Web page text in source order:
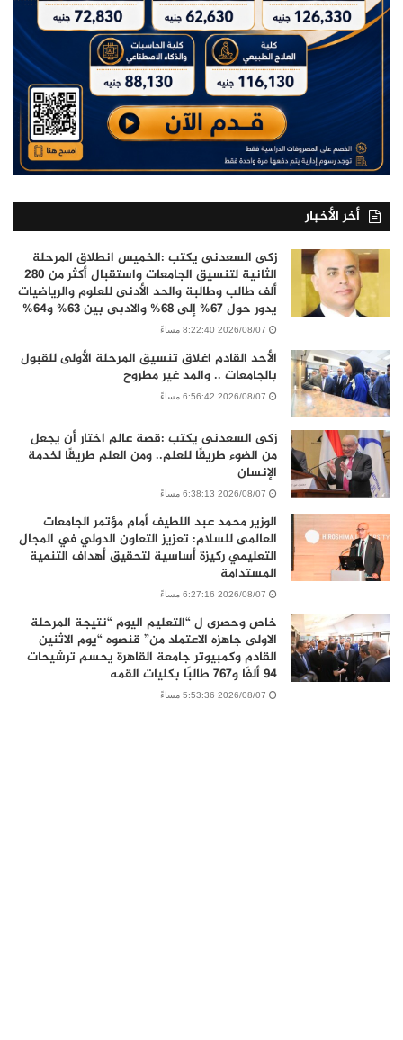
أخر الأخبار
زكى السعدنى يكتب :الخميس انطلاق المرحلة
الثانية لتنسيق الجامعات واستقبال أكثر من 280
ألف طالب وطالبة والحد الأدنى للعلوم والرياضيات
يدور حول 67% إلى 68% والادبى بين 63% و64%
2026/08/07 8:22:40 مساءً
الأحد القادم اغلاق تنسيق المرحلة الأولى للقبول
بالجامعات .. والمد غير مطروح
2026/08/07 6:56:42 مساءً
زكى السعدنى يكتب :قصة عالم اختار أن يجعل
من الضوء طريقًا للعلم.. ومن العلم طريقًا لخدمة
الإنسان
2026/08/07 6:38:13 مساءً
الوزير محمد عبد اللطيف أمام مؤتمر الجامعات
العالمى للسلام: تعزيز التعاون الدولي في المجال
التعليمي ركيزة أساسية لتحقيق أهداف التنمية
المستدامة
2026/08/07 6:27:16 مساءً
خاص وحصرى ل “التعليم اليوم “نتيجة المرحلة
الاولى جاهزه الاعتماد من” قنصوه “يوم الاثنين
القادم وكمبيوتر جامعة القاهرة يحسم ترشيحات
94 ألفًا و767 طالبًا بكليات القمه
2026/08/07 5:53:36 مساءً